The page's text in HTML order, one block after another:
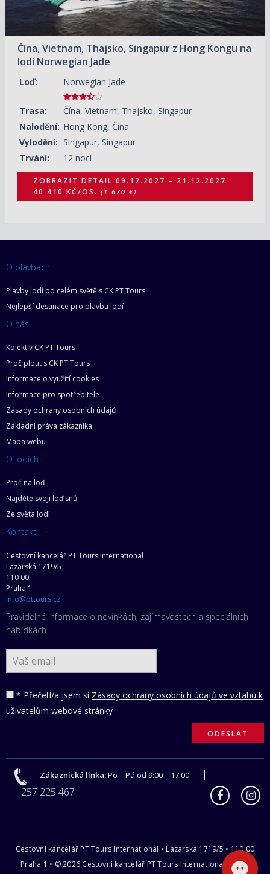
Čína, Vietnam, Thajsko, Singapur z Hong Kongu na
lodi Norwegian Jade
Loď: Norwegian Jade
Trasa:
Čína, Vietnam, Thajsko, Singapur
Nalodění: Hong Kong, Čína
Vylodění: Singapur, Singapur
Trvání:
12 nocí
ZOBRAZIT DETAIL 09.12.2027 – 21.12.2027
40 410 KČ/OS. (1 670 €)
O plavbách
Plavby lodí po celém světě s CK PT Tours
Nejlepší destinace pro plavbu lodí
O nás
Kolektiv CK PT Tours
Proč plout s CK PT Tours
Informace o využití cookies
Informace pro spotřebitele
Zásady ochrany osobních údajů
Základní práva zákazníka
Mapa webu
O lodích
Proč na loď
Najděte svoji loď snů
Ze světa lodí
Kontakt
Cestovní kancelář PT Tours International
Lazarská 1719/5
110 00
Praha 1
info@pttours.cz
Pravidelné informace o novinkách, zajímavostech a speciálních
nabídkách.
* Přečetl/a jsem si Zásady ochrany osobních údajů ve vztahu k
uživatelům webové stránky
Zákaznická linka:Po – Pá od 9:00 – 17:00
257 225 467
Cestovní kancelář PT Tours International • Lazarská 1719/5 • 110 00
Praha 1 • © 2026 Cestovní kancelář PT Tours International s.r.o |